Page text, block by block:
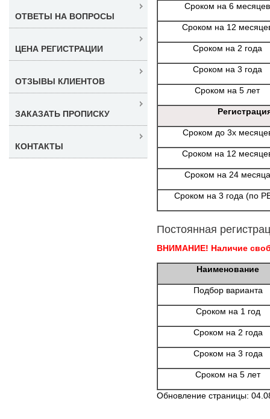
Сроком на 6 месяцев
Сроком на 12
Сроком на 2 года
Сроком на 3 года
Сроком на 5 лет
Сроком до 3х
Сроком на 12
Сроком на 24 месяца
Сроком на 3 года (по
Постоянная
ВНИМАНИЕ! Наличие
Наименование
Подбор варианта
Сроком на 1 год
Сроком на 2 года
Сроком на 3 года
Сроком на 5 лет
Обновление страницы:
ОТВЕТЫ НА ВОПРОСЫ
ЦЕНА РЕГИСТРАЦИИ
ОТЗЫВЫ КЛИЕНТОВ
ЗАКАЗАТЬ ПРОПИСКУ
КОНТАКТЫ